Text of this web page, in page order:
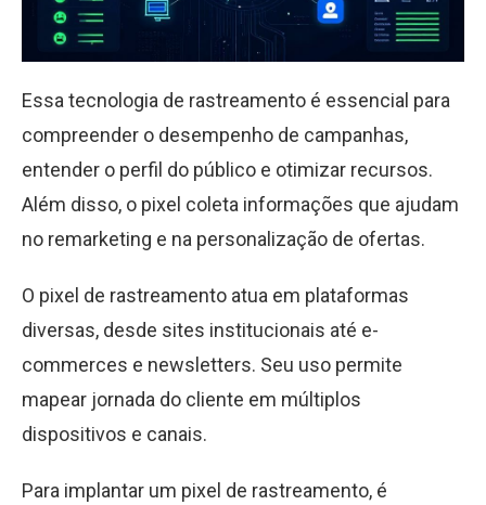
Essa tecnologia de rastreamento é essencial para
compreender o desempenho de campanhas,
entender o perfil do público e otimizar recursos.
Além disso, o pixel coleta informações que ajudam
no remarketing e na personalização de ofertas.
O pixel de rastreamento atua em plataformas
diversas, desde sites institucionais até e-
commerces e newsletters. Seu uso permite
mapear jornada do cliente em múltiplos
dispositivos e canais.
Para implantar um pixel de rastreamento, é